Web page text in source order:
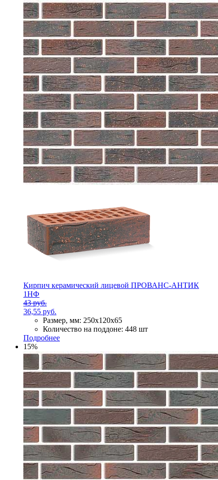
Кирпич керамический лицевой ПРОВАНС-АНТИК
1НФ
43 руб.
36,55 руб.
Размер, мм: 250х120х65
Количество на поддоне: 448 шт
Подробнее
15%